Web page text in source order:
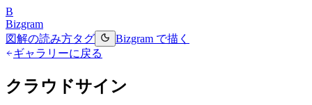
B
Bizgram
図解の読み方タグ
Bizgram で描く
ギャラリーに戻る
クラウドサイン